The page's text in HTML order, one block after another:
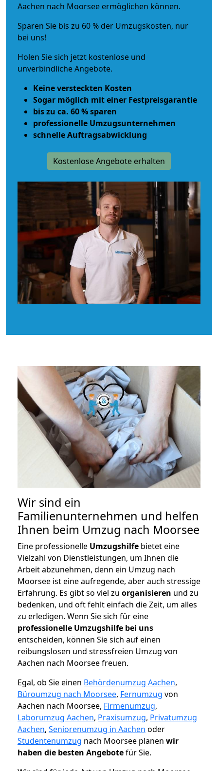
Aachen nach Moorsee ermöglichen können.
Sparen Sie bis zu 60 % der Umzugskosten, nur
bei uns!
Holen Sie sich jetzt kostenlose und
unverbindliche Angebote.
Keine versteckten Kosten
Sogar möglich mit einer Festpreisgarantie
bis zu ca. 60 % sparen
professionelle Umzugsunternehmen
schnelle Auftragsabwicklung
Kostenlose Angebote erhalten
Wir sind ein
Familienunternehmen und helfen
Ihnen beim Umzug nach Moorsee
Eine professionelle Umzugshilfe bietet eine
Vielzahl von Dienstleistungen, um Ihnen die
Arbeit abzunehmen, denn ein Umzug nach
Moorsee ist eine aufregende, aber auch stressige
Erfahrung. Es gibt so viel zu organisieren und zu
bedenken, und oft fehlt einfach die Zeit, um alles
zu erledigen. Wenn Sie sich für eine
professionelle Umzugshilfe bei uns
entscheiden, können Sie sich auf einen
reibungslosen und stressfreien Umzug von
Aachen nach Moorsee freuen.
Egal, ob Sie einen Behördenumzug Aachen,
Büroumzug nach Moorsee, Fernumzug von
Aachen nach Moorsee, Firmenumzug,
Laborumzug Aachen, Praxisumzug, Privatumzug
Aachen, Seniorenumzug in Aachen oder
Studentenumzug nach Moorsee planen wir
haben die besten Angebotefür Sie.